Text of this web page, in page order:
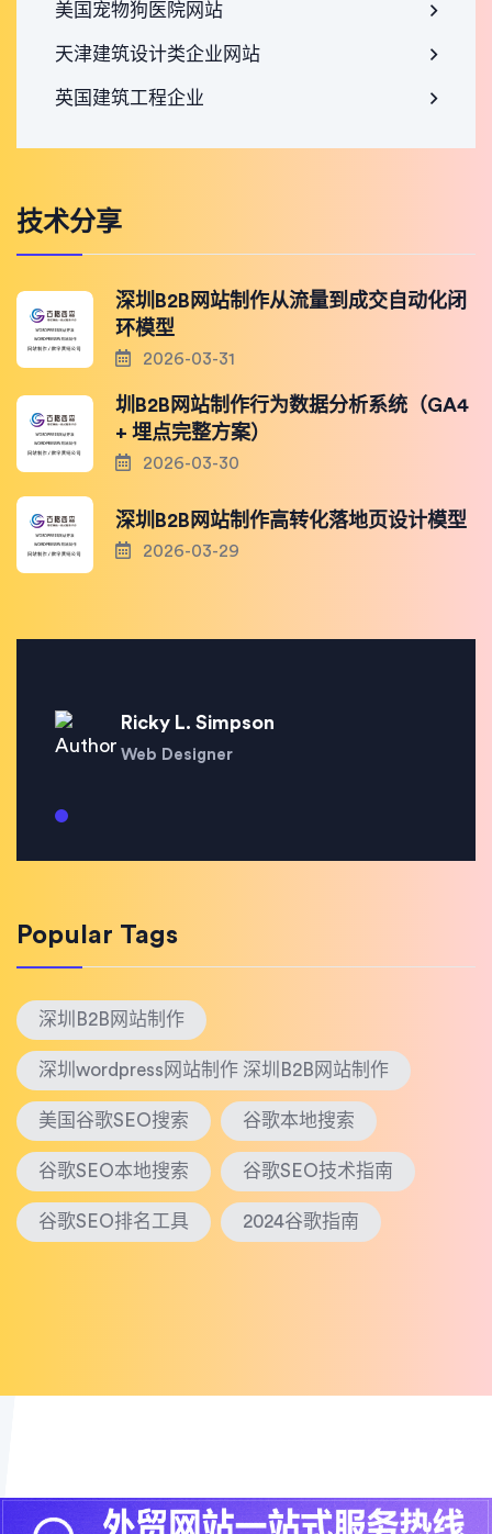
美国宠物狗医院网站
天津建筑设计类企业网站
英国建筑工程企业
技术分享
深圳B2B网站制作从流量到成交自动化闭
环模型
2026-03-31
圳B2B网站制作行为数据分析系统（GA4
+ 埋点完整方案）
2026-03-30
深圳B2B网站制作高转化落地页设计模型
2026-03-29
Ricky L. Simpson
Web Designer
Popular Tags
深圳B2B网站制作
深圳wordpress网站制作 深圳B2B网站制作
美国谷歌SEO搜索 谷歌本地搜索
谷歌SEO本地搜索 谷歌SEO技术指南
谷歌SEO排名工具 2024谷歌指南